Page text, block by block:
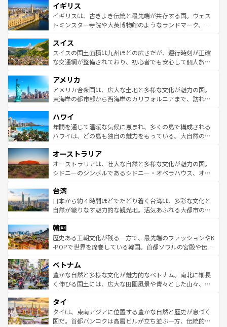
いる。シャンパンの発祥地であるランス、プロヴァンスの
香り高いラベンダー畑など、多彩な楽しみ方が可能だ。さ
らに、パリ以外の地域にも魅力が溢れており、どの街角に
れる地方に足を運ぶとそれぞれで全く異なる文化を体験で
きるだろう。 なお、新着のフランス情報はコンテンツ一覧
を参照してほしい。
顔を持つこの国は、どこを歩いても飽きることがない。ベ
ルリンの文化的活気、バイエルン州のアルプスの絶景、そ
してライン川沿いのワイン畑といった風景は必見。ビール
は、お酒好きな人にはぜひ体験してほしい。 なお、新着の
ドイツ情報はコンテンツ一覧を参照してほしい。
イギリス
イギリスは、古きよき伝統と最先端が共存する国。ウェス
トミンスター寺院や大英博物館のようなランドマーク、歴
リアごとに異なる魅力がある。また、優雅なアフタヌーン
ティー、ビール好きにはたまらない英国パブ、サッカー観
戦など、本場だからこそできる体験も豊富。イギリスを旅
ンツ一覧を参照してほしい。
スイス
スイスの国土面積は九州ほどの広さだが、運行時刻が正確
な交通網が整備されており、初心者でも安心して個人旅行
の建物がそのまま残る町や、スイスならではのユニークな
博物館もあり、アルプス観光だけでなく町歩きも満喫する
ことができる。国民の所得が高いため物価も高いが、旅行
ば市内交通費無料で観光を楽しむこともできる。 なお、新
着のスイス情報はコンテンツ一覧 を参照してほしい。
アメリカ
アメリカ合衆国は、広大な土地と多様な文化が魅力の国。
東海岸の都市部から西海岸のカリフォルニアまで、訪れる
のような巨大都市は、観光、ショッピング、エンターテイ
ンメントが詰まった刺激的なスポットだ。一方、アメリカ
西部には大自然が広がり、グランドキャニオンやイエロー
部のニューオーリンズでは、音楽と美食が融合した独特の
文化が魅力。旅行者はアメリカの各地域で異なる魅力を楽
しみながら、その多様性と豊かな歴史を感じることができ
ならではの贅沢な旅のスタイルだ。 なお、新着のアメリカ
情報はコンテンツ一覧を参照してほしい。
ハワイ
年間を通じて温暖な気候に恵まれ、多くの島で構成される
ハワイは、どの島も独自の魅力をもっている。大自然の神
ワイ島は見逃せない。また、定番の観光地といえばオアフ
島だが、静かな自然を求めるならマウイ島やカウアイ島が
おすすめ。エメラルドグリーンに輝く海をはじめ、豊かな
れるおもてなしの心で訪れる人々を迎えてくれるハワイの
人々、おいしいローカルフードやハワイアンミュージッ
ク、伝統的なフラダンスなど、すべてがハワイの魅力を彩
ワイを、存分に味わってほしい。 なお、新着のハワイ情報
はコンテンツ一覧を参照してほしい。
オーストラリア
オーストラリアは、壮大な自然と多様な文化が魅力の国。
シドニーのシンボルであるシドニー・オペラハウス、オー
リアリーフや大陸中央部にそびえるウルル（エアーズロッ
ク）、タスマニアの美しい原生林やケアンズの熱帯雨林な
ど、見どころがたくさん。また、カフェやワイン、オージ
いる。アクティビティも充実しており、サーフィンやダイ
ビング、ハイキングなど、アウトドア好きにはたまらな
い。オーストラリアの多彩な魅力を存分に味わいつくそ
参照してほしい。
台湾
日本から約４時間ほどでたどり着く台湾は、多彩な文化と
自然が織りなす魅力的な観光地。活気あふれる大都市の台
ン）、静ひつな山岳地帯である台湾東部など、都市の喧騒
と山間の静けさが共存しており、訪れる人に新しい発見と
驚きをもたらしてくれる。また、奥深い台湾の食文化も魅
容にもいいと評判のスイーツなど、バラエティ豊かな料理
が味わえる。 なお、新着の台湾情報は コンテンツ一覧を参
照してほしい。
韓国
歴史ある王朝文化が残る一方で、最先端のファッションやK
-POPで世界を席巻している韓国。首都ソウルの宮殿や伝統
き、地方に足を延ばせば四季折々の自然美を楽しむことが
できる。そして、キムチや焼肉、絶品のストリートフード
まで、さまざまな韓国料理が待っている。夜には、韓国な
リティに包まれながら、韓国の多彩な魅力を心ゆくまで味
わってみてほしい。 なお、新着の韓国情報はコンテンツ一
覧を参照してほしい。
ベトナム
豊かな自然と多様な文化が魅力的なベトナム。南北に細長
く伸びる国土には、広大な田園風景や青々とした山々、世
急速な発展と共に伝統が息づく。ハノイの古い町並みやホ
ーチミン市のフランス統治時代の建物も、独特の雰囲気を
醸し出している。また、バラエティの豊かさとおいしさで
タイ
タイは、東南アジアに位置する豊かな自然と歴史が息づく
国だ。首都バンコクは高層ビルが立ち並ぶ一方、伝統的な